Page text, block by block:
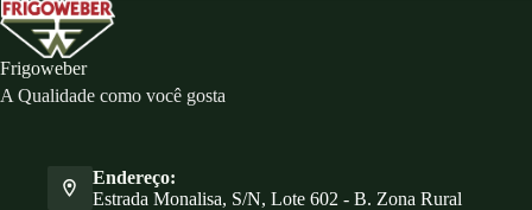
Frigoweber
A Qualidade como você gosta
Endereço:
Estrada Monalisa, S/N, Lote 602 - B. Zona Rural